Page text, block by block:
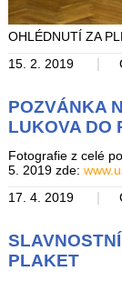
OHLÉDNUTÍ ZA
15. 2. 2019
|
POZVÁNKA
LUKOVA DO
Fotografie z celé
5. 2019 zde:
17. 4. 2019
|
PLAKET